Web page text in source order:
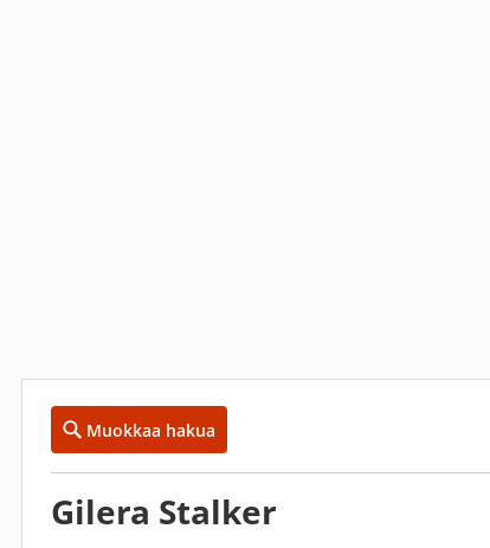
Muokkaa hakua
Gilera Stalker